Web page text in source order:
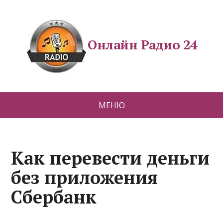
Онлайн Радио 24
МЕНЮ
Как перевести деньги
без приложения
Сбербанк